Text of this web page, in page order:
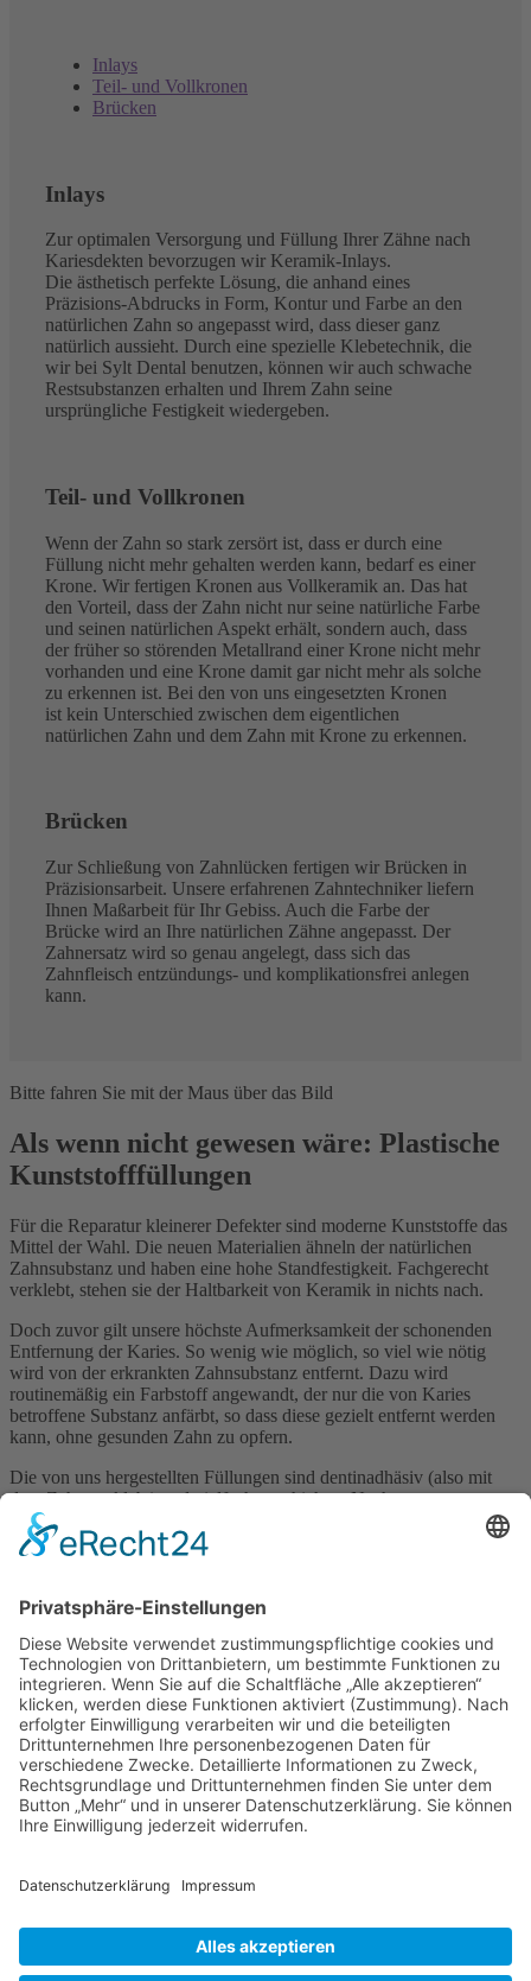
Inlays
Teil- und Vollkronen
Brücken
Inlays
Zur optimalen Versorgung und Füllung Ihrer Zähne nach
Kariesdekten bevorzugen wir Keramik-Inlays.
Die ästhetisch perfekte Lösung, die anhand eines
Präzisions-Abdrucks in Form, Kontur und Farbe an den
natürlichen Zahn so angepasst wird, dass dieser ganz
natürlich aussieht. Durch eine spezielle Klebetechnik, die
wir bei Sylt Dental benutzen, können wir auch schwache
Restsubstanzen erhalten und Ihrem Zahn seine
ursprüngliche Festigkeit wiedergeben.
Teil- und Vollkronen
Wenn der Zahn so stark zersört ist, dass er durch eine
Füllung nicht mehr gehalten werden kann, bedarf es einer
Krone. Wir fertigen Kronen aus Vollkeramik an. Das hat
den Vorteil, dass der Zahn nicht nur seine natürliche Farbe
und seinen natürlichen Aspekt erhält, sondern auch, dass
der früher so störenden Metallrand einer Krone nicht mehr
vorhanden und eine Krone damit gar nicht mehr als solche
zu erkennen ist. Bei den von uns eingesetzten Kronen
ist kein Unterschied zwischen dem eigentlichen
natürlichen Zahn und dem Zahn mit Krone zu erkennen.
Brücken
Zur Schließung von Zahnlücken fertigen wir Brücken in
Präzisionsarbeit. Unsere erfahrenen Zahntechniker liefern
Ihnen Maßarbeit für Ihr Gebiss. Auch die Farbe der
Brücke wird an Ihre natürlichen Zähne angepasst. Der
Zahnersatz wird so genau angelegt, dass sich das
Zahnfleisch entzündungs- und komplikationsfrei anlegen
kann.
Bitte fahren Sie mit der Maus über das Bild
Als wenn nicht gewesen wäre: Plastische
Kunststofffüllungen
Für die Reparatur kleinerer Defekter sind moderne Kunststoffe das
Mittel der Wahl. Die neuen Materialien ähneln der natürlichen
Zahnsubstanz und haben eine hohe Standfestigkeit. Fachgerecht
verklebt, stehen sie der Haltbarkeit von Keramik in nichts nach.
Doch zuvor gilt unsere höchste Aufmerksamkeit der schonenden
Entfernung der Karies. So wenig wie möglich, so viel wie nötig
wird von der erkrankten Zahnsubstanz entfernt. Dazu wird
routinemäßig ein Farbstoff angewandt, der nur die von Karies
betroffene Substanz anfärbt, so dass diese gezielt entfernt werden
kann, ohne gesunden Zahn zu opfern.
Die von uns hergestellten Füllungen sind dentinadhäsiv (also mit
dem Zahn verklebt) und vielfach geschichtet. Nach genauen
Vorgaben der Spannungsfelder im Zahn. Denn nur so lässt sich die
lange Haltbarkeit erreichen.
spannen wir ein dünnes Gummituch (Kofferdam) über den zu
reparierenden Zahn.
Ganz kleine Kariesläsionen werden durch Mikrofüllungen repariert.
Diese sind besonders schonend und werden unter Einsatz einer
hochauflösenden Lupenbrille, Kariesindikator sowie speziellen
Mikroinstrumenten gefertigt. Sie haben eine extrem lange
Haltbarkeit.
Dr. Ira Roseneck
25980 Sylt/Westerland
Termine nach Vereinbarung
per E-Mail anDiese E-Mail-Adresse ist vor Spambots geschützt!